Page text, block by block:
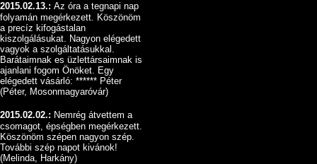
2015.02.13.: Az óra a tegnapi nap
folyamán megérkezett. Köszönöm
a precíz kifogástalan
kiszolgálásukat. Nagyon elégedett
vagyok a szolgáltatásukkal.
Barátaimnak es üzlettársaimnak is
ajanlani fogom Önöket. Egy
elégedett vásárló: ****** Péter
(Péter, Mosonmagyaróvár)
2015.02.02.: Nemrég átvettem a
csomagot, épségben megérkezett.
Köszönöm szépen nagyon szép.
További szép napot kivánok!
(Melinda, Harkány)